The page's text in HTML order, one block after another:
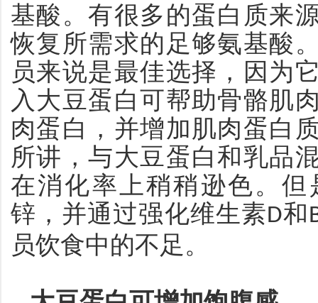
基酸。有很多的蛋白质来
恢复所需求的 足够氨基酸
员来说是最佳选择，因为
入大豆蛋白可帮助骨骼肌
肉蛋白，并增加肌肉蛋白
所讲，与大豆蛋白和乳品
在消化率上稍稍逊色。
锌，并通过强化维生素D和
员饮食中的不足。